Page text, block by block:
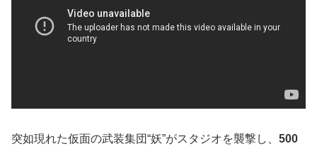
突如現れた仮面の武装集団“妖”がスタジオを襲撃し、 500